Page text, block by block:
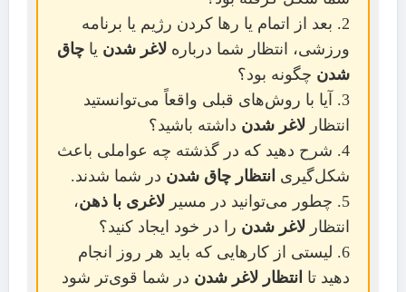
بعد از اتمام یا رها کردن رژیم یا برنامه
ورزشی، انتظار شما درباره لاغر شدن یا چاق
شدن چگونه بود؟
آیا با روش‌های قبلی واقعاً می‌توانستید
انتظار لاغر شدن داشته باشید؟
شرح دهید که در گذشته چه عواملی باعث
شکل‌گیری انتظار چاق شدن در شما شدند.
چطور می‌توانید در مسیر لاغری با ذهن،
انتظار لاغر شدن را در خود ایجاد کنید؟
لیستی از کارهایی که باید هر روز انجام
دهید تا انتظار لاغر شدن در شما قوی‌تر شود